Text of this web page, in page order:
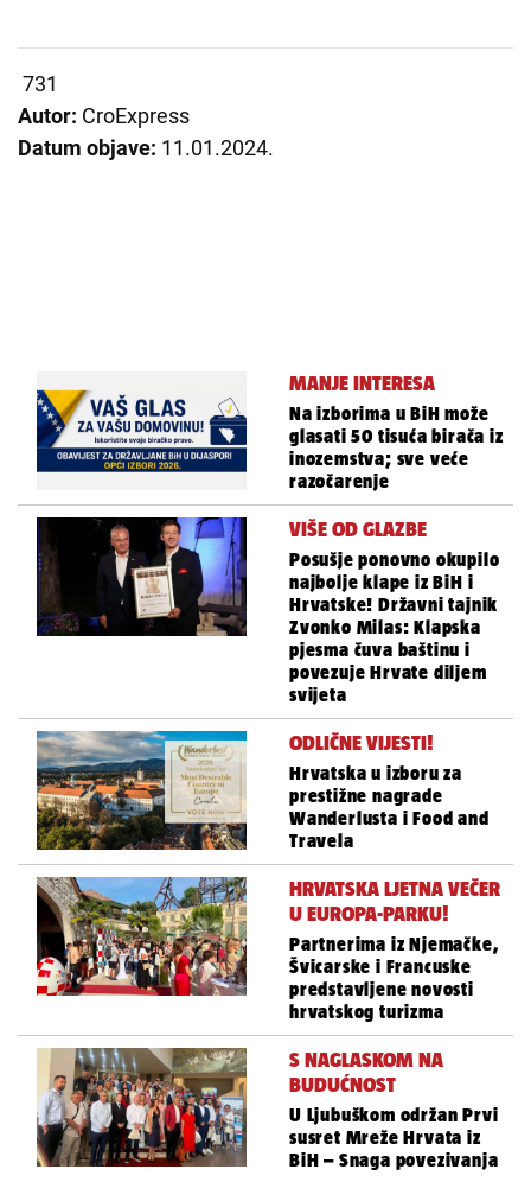
731
Autor: CroExpress
Datum objave: 11.01.2024.
MANJE INTERESA
Na izborima u BiH može
glasati 50 tisuća birača iz
inozemstva; sve veće
razočarenje
VIŠE OD GLAZBE
Posušje ponovno okupilo
najbolje klape iz BiH i
Hrvatske! Državni tajnik
Zvonko Milas: Klapska
pjesma čuva baštinu i
povezuje Hrvate diljem
svijeta
ODLIČNE VIJESTI!
Hrvatska u izboru za
prestižne nagrade
Wanderlusta i Food and
Travela
HRVATSKA LJETNA VEČER
U EUROPA-PARKU!
Partnerima iz Njemačke,
Švicarske i Francuske
predstavljene novosti
hrvatskog turizma
S NAGLASKOM NA
BUDUĆNOST
U Ljubuškom održan Prvi
susret Mreže Hrvata iz
BiH – Snaga povezivanja